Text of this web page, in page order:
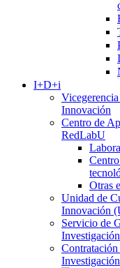
I+D+i
Innovación
Centro de
RedLabU
Otras
Unidad de
Innovación
Servicio de
Investigación
Contratación
Investigación